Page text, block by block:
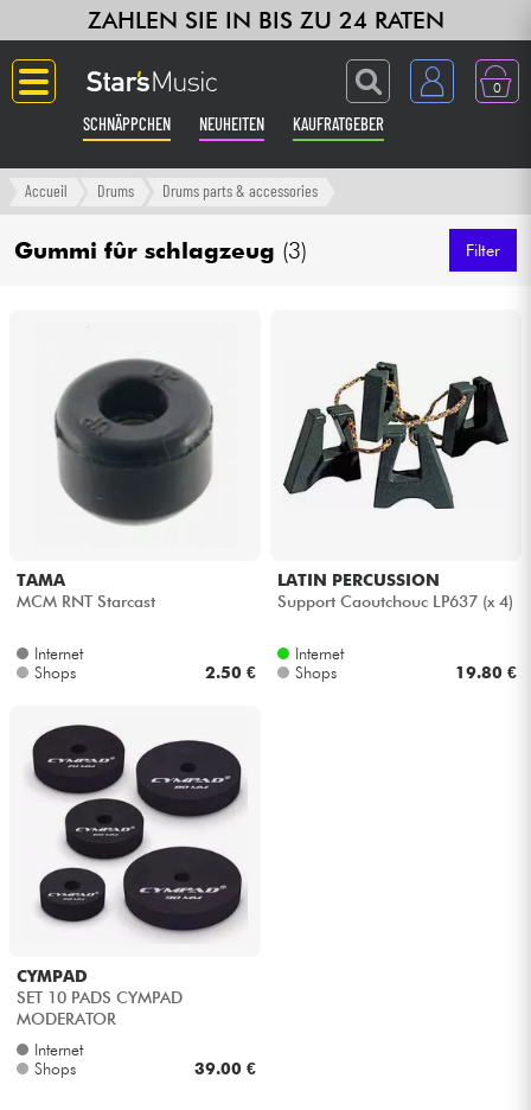
ZAHLEN SIE IN BIS ZU 24 RATEN
0
SCHNÄPPCHEN NEUHEITEN KAUFRATGEBER
Langue
Gitarre & Bass
Klaviere & Piano
Synths & samplers
Live-Sound
Licht
Drums
Blasinstrumente
Violinen & Quartett
Accueil Drums Drums parts & accessories
Gummi fûr schlagzeug (3) Filter
TAMA
MCM RNT Starcast
Internet
Shops
2.50 €
LATIN PERCUSSION
Support Caoutchouc LP637 (x 4)
Internet
Shops
19.80 €
CYMPAD
SET 10 PADS CYMPAD
MODERATOR
Internet
Shops
39.00 €